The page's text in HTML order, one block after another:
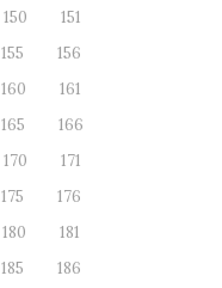
150
151
155
156
160
161
165
166
170
171
175
176
180
181
185
186